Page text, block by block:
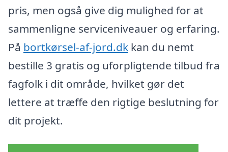
pris, men også give dig mulighed for at
sammenligne serviceniveauer og erfaring.
På bortkørsel-af-jord.dk kan du nemt
bestille 3 gratis og uforpligtende tilbud fra
fagfolk i dit område, hvilket gør det
lettere at træffe den rigtige beslutning for
dit projekt.